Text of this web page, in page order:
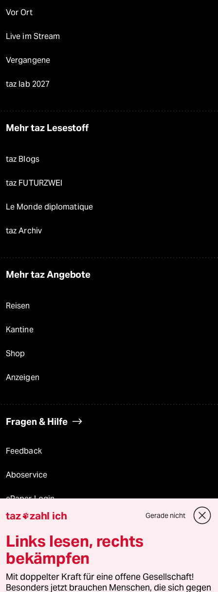
Vor Ort
Live im Stream
Vergangene
taz lab 2027
Mehr taz Lesestoff
taz Blogs
taz FUTURZWEI
Le Monde diplomatique
taz Archiv
Mehr taz Angebote
Reisen
Kantine
Shop
Anzeigen
Fragen & Hilfe
Feedback
Aboservice
ePaper Login
Downloads für Abonnierende
© 2026 taz Verlags und Vertriebs GmbH
Alle Rechte vorbehalten. Bei rechtlichen Fragen oder für Genehmigungen
wenden Sie sich bitte an
lizenzen@taz.de
taz zahl ich Gerade nicht
Links lesen, rechts
bekämpfen
Mit doppelter Kraft für eine offene Gesellschaft!
Besonders jetzt brauchen Menschen, die sich gegen